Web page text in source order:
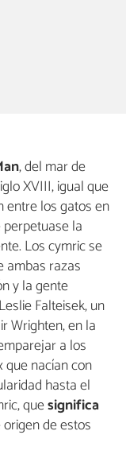
, del mar de
XVIII, igual que
entre los gatos en
la
Los cymric se
ambas razas
y la gente
Falteisek, un
Wrighten, en la
a los
nacían con
hasta el
quesignifica
de estos